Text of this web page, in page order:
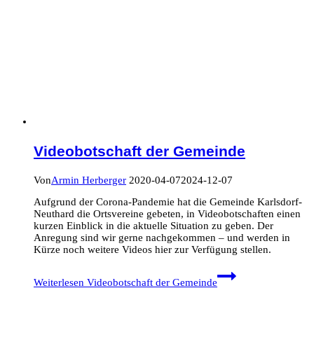
Videobotschaft der Gemeinde
VonArmin Herberger 2020-04-072024-12-07
Aufgrund der Corona-Pandemie hat die Gemeinde Karlsdorf-
Neuthard die Ortsvereine gebeten, in Videobotschaften einen
kurzen Einblick in die aktuelle Situation zu geben. Der
Anregung sind wir gerne nachgekommen – und werden in
Kürze noch weitere Videos hier zur Verfügung stellen.
Weiterlesen Videobotschaft der Gemeinde